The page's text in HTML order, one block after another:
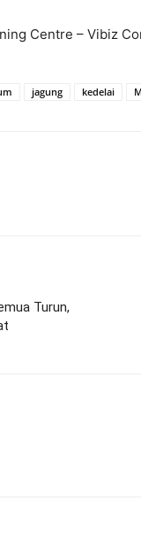
Centre – Vibiz
jagung kedelai
Turun,